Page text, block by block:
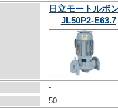
日立モートルポ
JL50P2-E63.7
-
50